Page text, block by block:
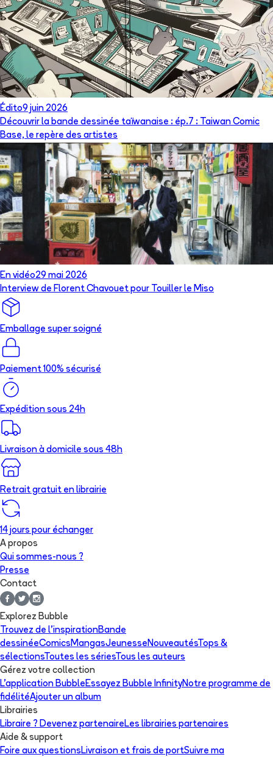
Édito9 juin 2026
Découvrir la bande dessinée taïwanaise : ép.7 : Taiwan Comic
Base, le repère des artistes
En vidéo29 mai 2026
Interview de Florent Chavouet pour Touiller le Miso
Emballage super soigné
Paiement 100% sécurisé
Expédition sous 24h
Livraison à domicile sous 48h
Retrait gratuit en librairie
14 jours pour échanger
A propos
Qui sommes-nous ?
Presse
Contact
Explorez Bubble
Trouvez de l'inspirationBande
dessinéeComicsMangasJeunesseNouveautésTops &
sélectionsToutes les sériesTous les auteurs
Gérez votre collection
L'application BubbleEssayez Bubble InfinityNotre programme de
fidélitéAjouter un album
Librairies
Libraire ? Devenez partenaireLes librairies partenaires
Aide & support
Foire aux questionsLivraison et frais de portSuivre ma